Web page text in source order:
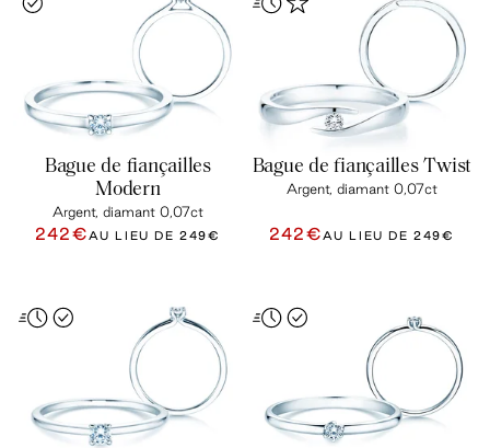
Bague de fiançailles
Modern
Argent, diamant 0,07ct
242€AU LIEU DE249€
Bague de fiançailles Twist
Argent, diamant 0,07ct
242€AU LIEU DE249€